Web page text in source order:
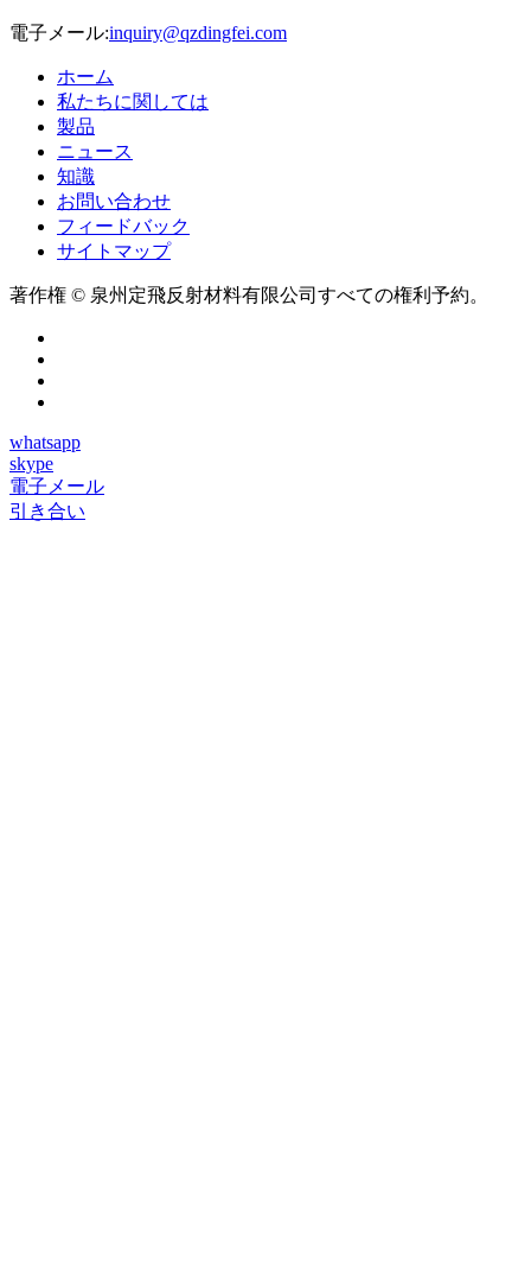
電子メール:inquiry@qzdingfei.com
ホーム
私たちに関しては
製品
ニュース
知識
お問い合わせ
フィードバック
サイトマップ
著作権 © 泉州定飛反射材料有限公司すべての権利予約。
whatsapp
skype
電子メール
引き合い